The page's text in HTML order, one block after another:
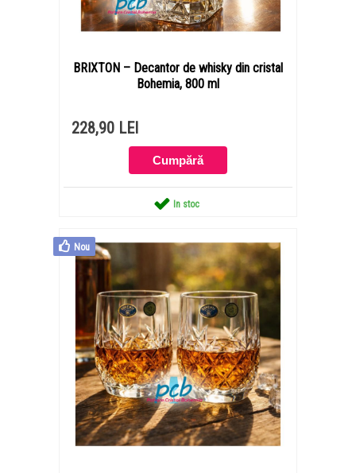
BRIXTON – Decantor de whisky din cristal
Bohemia, 800 ml
228,90 LEI
In stoc
Nou